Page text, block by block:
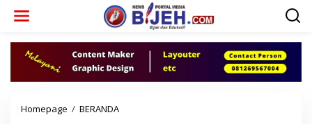
Homepage / BERANDA